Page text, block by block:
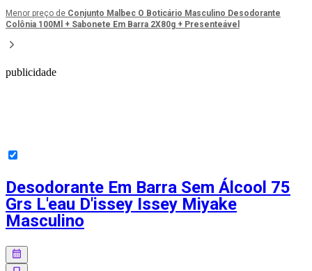
Menor preço de Conjunto Malbec O Boticário Masculino Desodorante
Colônia 100Ml + Sabonete Em Barra 2X80g + Presenteável
publicidade
Desodorante Em Barra Sem Álcool 75
Grs L'eau D'issey Issey Miyake
Masculino